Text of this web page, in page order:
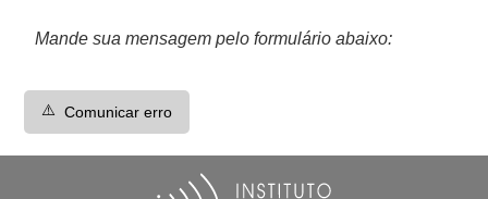
Mande sua mensagem pelo formulário abaixo:
⚠️ Comunicar erro